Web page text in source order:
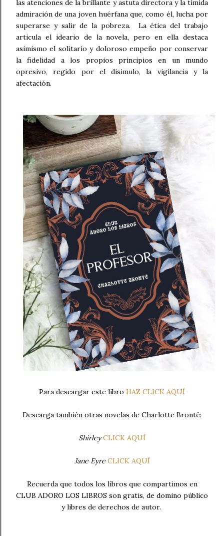
las atenciones de la brillante y astuta directora y la tímida
admiración de una joven huérfana que, como él, lucha por
superarse y salir de la pobreza. La ética del trabajo
articula el ideario de la novela, pero en ella destaca
asimismo el solitario y doloroso empeño por conservar
la fidelidad a los propios principios en un mundo
opresivo, regido por el disimulo, la vigilancia y la
afectación.
Para descargar este libro HAZ CLICK AQUÍ
Descarga también otras novelas de Charlotte Brontë:
Shirley CLICK AQUÍ
Jane Eyre CLICK AQUÍ
Recuerda que todos los libros que compartimos en
CLUB ADORO LOS LIBROS son gratis, de domino público
y libres de derechos de autor.